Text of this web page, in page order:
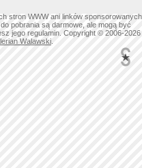
stron WWW ani linków sponsorowanych
pobrania są darmowe, ale mogą być
jego regulamin. Copyright © 2006-2026
Walawski